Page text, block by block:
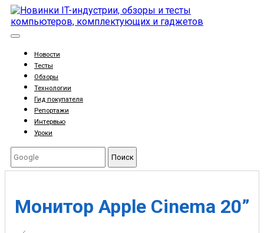
Новости
Тесты
Обзоры
Технологии
Гид покупателя
Репортажи
Интервью
Уроки
Поиск
Монитор Apple Cinema 20”